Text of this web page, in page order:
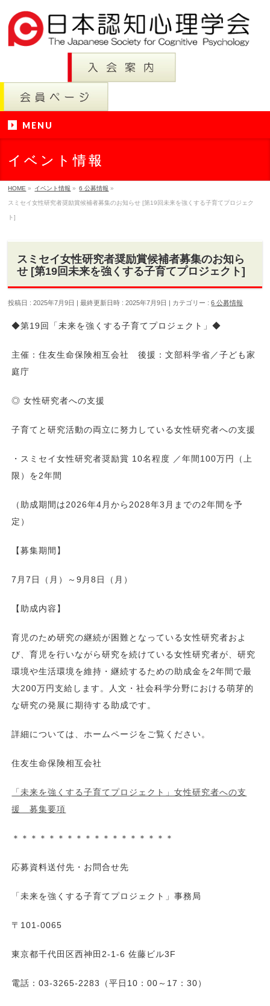
MENU
イベント情報
HOME » イベント情報 » 6 公募情報 »
スミセイ女性研究者奨励賞候補者募集のお知らせ [第19回未来を強くする子育てプロジェク
ト]
スミセイ女性研究者奨励賞候補者募集のお知ら
せ [第19回未来を強くする子育てプロジェクト]
投稿日 : 2025年7月9日 最終更新日時 : 2025年7月9日 カテゴリー :6 公募情報
◆第19回「未来を強くする子育てプロジェクト」◆
主催：住友生命保険相互会社 後援：文部科学省／子ども家
庭庁
◎ 女性研究者への支援
子育てと研究活動の両立に努力している女性研究者への支援
・スミセイ女性研究者奨励賞 10名程度 ／年間100万円（上
限）を2年間
（助成期間は2026年4月から2028年3月までの2年間を予
定）
【募集期間】
7月7日（月）～9月8日（月）
【助成内容】
育児のため研究の継続が困難となっている女性研究者およ
び、育児を行いながら研究を続けている女性研究者が、研究
環境や生活環境を維持・継続するための助成金を2年間で最
大200万円支給します。人文・社会科学分野における萌芽的
な研究の発展に期待する助成です。
詳細については、ホームページをご覧ください。
住友生命保険相互会社
「未来を強くする子育てプロジェクト」女性研究者への支
援 募集要項
＊＊＊＊＊＊＊＊＊＊＊＊＊＊＊＊＊＊
応募資料送付先・お問合せ先
「未来を強くする子育てプロジェクト」事務局
〒101-0065
東京都千代田区西神田2-1-6 佐藤ビル3F
電話：03-3265-2283（平日10：00～17：30）